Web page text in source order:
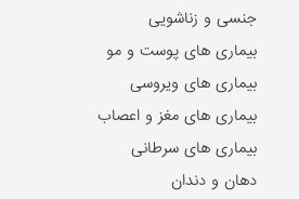
جنسی و زناشویی
بیماری های پوست و مو
بیماری های ویروسی
بیماری های مغز و اعصاب
بیماری های سرطانی
دهان و دندان